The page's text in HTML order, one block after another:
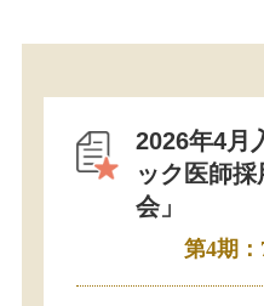
2026年4月
ック医師
会」
第4期